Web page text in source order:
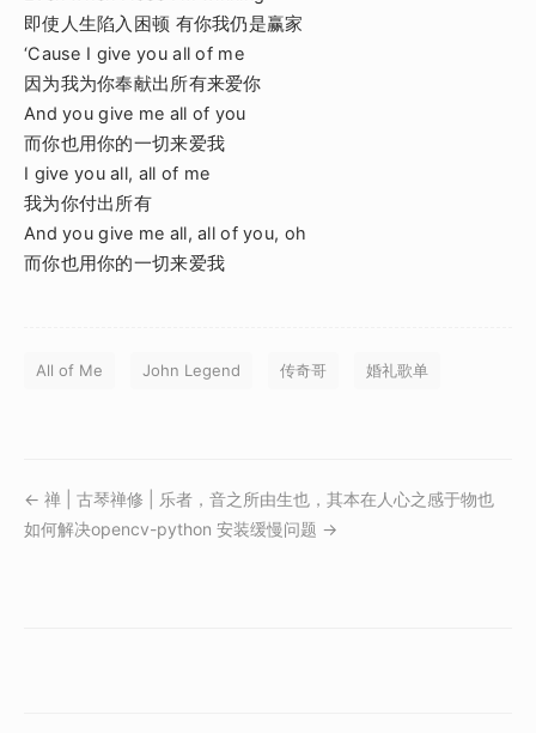
即使人生陷入困顿 有你我仍是赢家
‘Cause I give you all of me
因为我为你奉献出所有来爱你
And you give me all of you
而你也用你的一切来爱我
I give you all, all of me
我为你付出所有
And you give me all, all of you, oh
而你也用你的一切来爱我
All of Me John Legend 传奇哥 婚礼歌单
← 禅 | 古琴禅修 | 乐者，音之所由生也，其本在人心之感于物也
如何解决opencv-python 安装缓慢问题 →